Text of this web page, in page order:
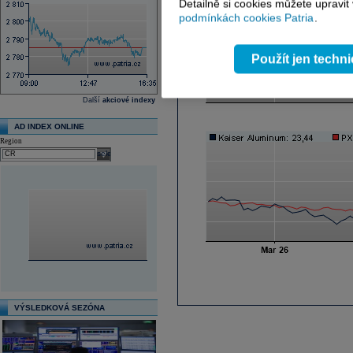
Další akciové indexy
AD INDEX ONLINE
Region
select
VÝSLEDKOVÁ SEZÓNA
Detailně si cookies můžete
podmínkách cookies Patria.
Použít jen